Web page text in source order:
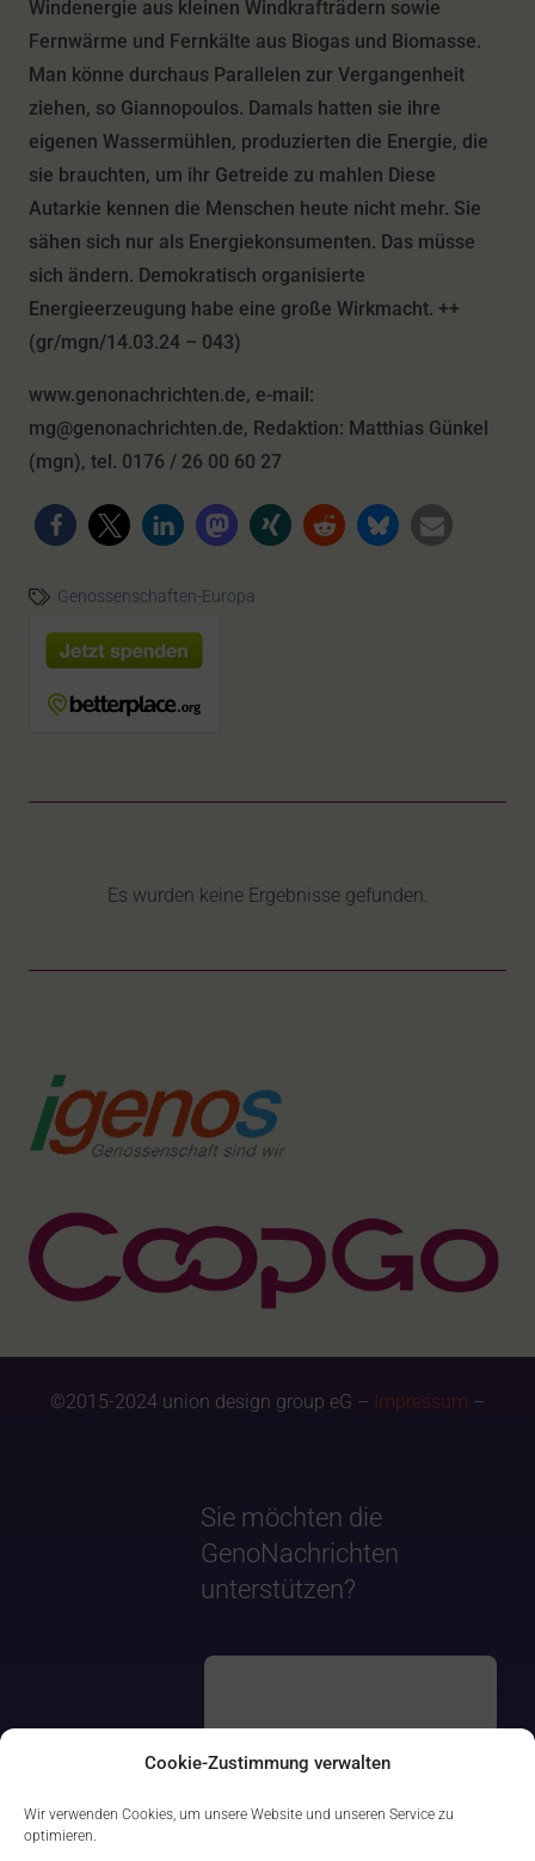
Cookie-Zustimmung verwalten
Wir verwenden Cookies, um unsere Website und unseren Service zu
optimieren.
Windenergie aus kleinen Windkrafträdern sowie
Fernwärme und Fernkälte aus Biogas und Biomasse.
Man könne durchaus Parallelen zur Vergangenheit
ziehen, so Giannopoulos. Damals hatten sie ihre
eigenen Wassermühlen, produzierten die Energie, die
sie brauchten, um ihr Getreide zu mahlen Diese
Autarkie kennen die Menschen heute nicht mehr. Sie
sähen sich nur als Energiekonsumenten. Das müsse
sich ändern. Demokratisch organisierte
Energieerzeugung habe eine große Wirkmacht. ++
(gr/mgn/14.03.24 – 043)
www.genonachrichten.de, e-mail:
mg@genonachrichten.de, Redaktion: Matthias Günkel
(mgn), tel. 0176 / 26 00 60 27
Genossenschaften-Europa
Es wurden keine Ergebnisse gefunden.
©2015-2024 union design group eG – Impressum –
Sie möchten die
GenoNachrichten
unterstützen?